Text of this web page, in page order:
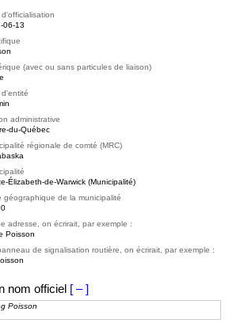
06-13
(avec ou sans particules de liaison)
d'entité
administrative
du-Québec
régionale de comté (MRC)
Élizabeth-de-Warwick (Municipalité)
géographique de la municipalité
adresse, on écrirait, par exemple :
Poisson
de signalisation routière, on écrirait, par exemple :
nom officiel [ – ]
Poisson